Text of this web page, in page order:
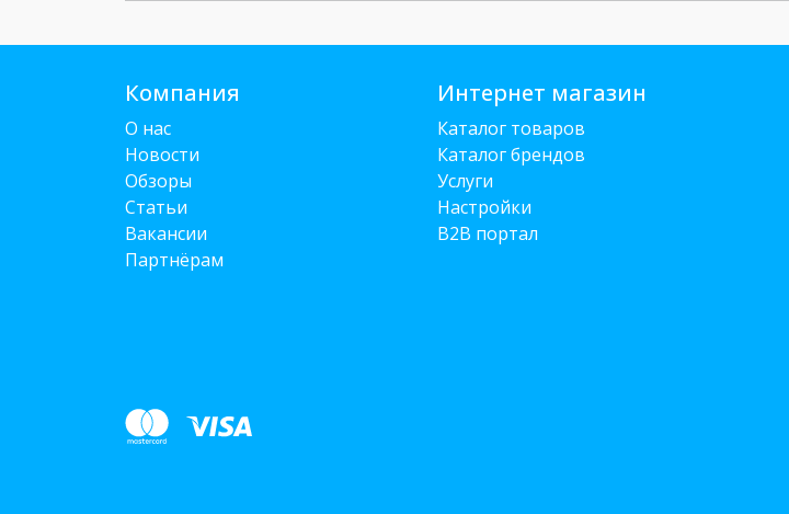
Компания
О нас
Новости
Обзоры
Статьи
Вакансии
Партнёрам
Интернет магазин
Каталог товаров
Каталог брендов
Услуги
Настройки
B2B портал